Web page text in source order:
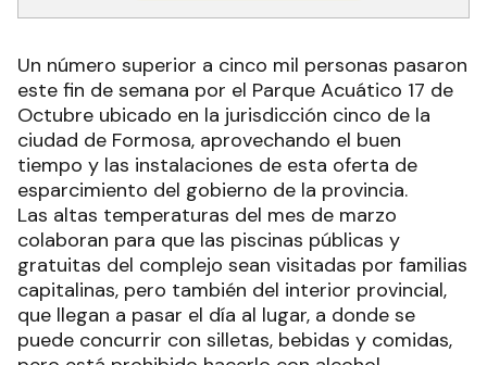
Un número superior a cinco mil personas pasaron
este fin de semana por el Parque Acuático 17 de
Octubre ubicado en la jurisdicción cinco de la
ciudad de Formosa, aprovechando el buen
tiempo y las instalaciones de esta oferta de
esparcimiento del gobierno de la provincia.
Las altas temperaturas del mes de marzo
colaboran para que las piscinas públicas y
gratuitas del complejo sean visitadas por familias
capitalinas, pero también del interior provincial,
que llegan a pasar el día al lugar, a donde se
puede concurrir con silletas, bebidas y comidas,